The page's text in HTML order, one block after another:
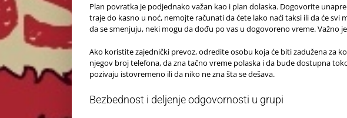
Plan povratka je podjednako važan kao i plan dolaska. Dogovorite
traje do kasno u noć, nemojte računati da ćete lako naći taksi ili da će
da se smenjuju, neki mogu da dođu po vas u dogovoreno vreme. Važno
Ako koristite zajednički prevoz, odredite osobu koja će biti zadužena za
njegov broj telefona, da zna tačno vreme polaska i da bude dostupna
pozivaju istovremeno ili da niko ne zna šta se dešava.
Bezbednost i deljenje odgovornosti u grupi